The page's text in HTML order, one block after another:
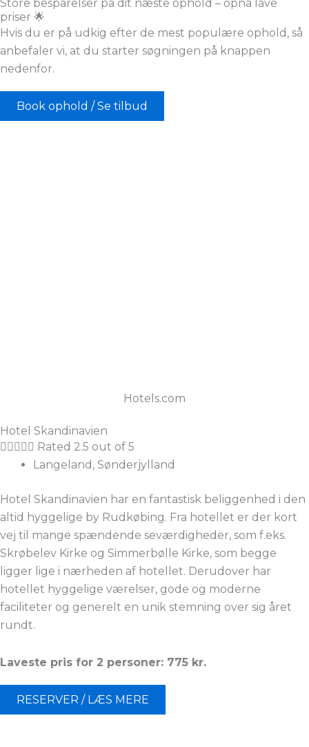
Store besparelser på dit næste ophold – opnå lave
priser 🌟
Hvis du er på udkig efter de mest populære ophold, så
anbefaler vi, at du starter søgningen på knappen
nedenfor.
Book ophold / Se tilbud
Hotels.com
Hotel Skandinavien
     Rated 2.5 out of 5
Langeland, Sønderjylland
Hotel Skandinavien har en fantastisk beliggenhed i den
altid hyggelige by Rudkøbing. Fra hotellet er der kort
vej til mange spændende seværdigheder, som f.eks.
Skrøbelev Kirke og Simmerbølle Kirke, som begge
ligger lige i nærheden af hotellet. Derudover har
hotellet hyggelige værelser, gode og moderne
faciliteter og generelt en unik stemning over sig året
rundt.
Laveste pris for 2 personer: 775 kr.
RESERVER / LÆS MERE